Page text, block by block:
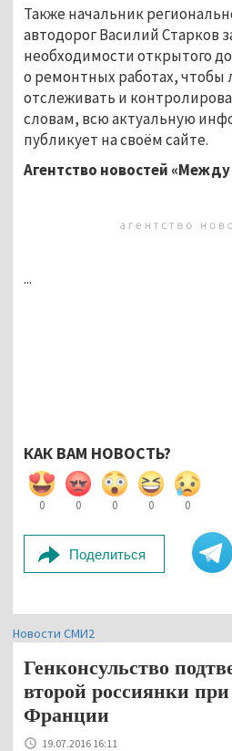
Также начальник
автодорог Василий Старков
необходимости открытого
о ремонтных работах, чтобы
отслеживать и
словам, всю актуальную
публикует на своём сайте.
Агентство новостей «Между
...
КАК ВАМ НОВОСТЬ?
0 0 0 0 0
Поделиться
Новости СМИ2
Генконсульство
второй россиянки
Франции
19.07.2016 16:11